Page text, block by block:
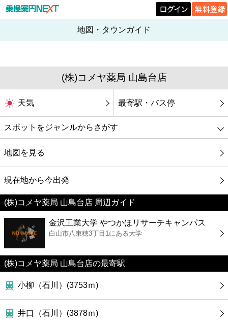
地図・タウンガイド
(株)コメヤ薬局 山島台店
天気 最寄駅・バス停
スポットをジャンルからさがす
グルメ
映画
美容
コンビニ
薬局
スーパー
エンタメ
地図を見る
現在地から今出発
(株)コメヤ薬局 山島台店 周辺ガイド
金沢工業大学 やつかほリサーチキャンパス
白山市八束穂3丁目1にある大学
(株)コメヤ薬局 山島台店の最寄駅
小柳（石川）(3753ｍ)
井口（石川）(3878ｍ)